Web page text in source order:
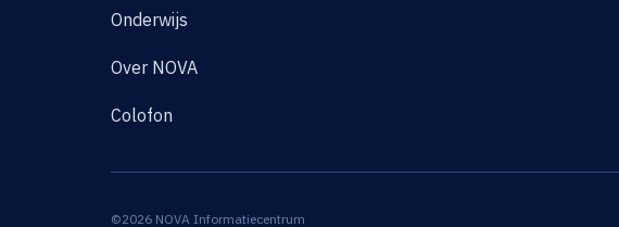
Onderwijs
Over NOVA
Colofon
©2026 NOVA Informatiecentrum